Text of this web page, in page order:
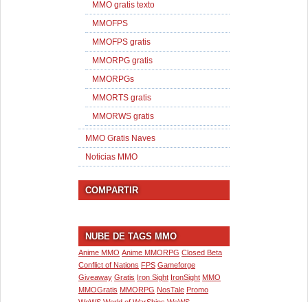
MMO gratis texto
MMOFPS
MMOFPS gratis
MMORPG gratis
MMORPGs
MMORTS gratis
MMORWS gratis
MMO Gratis Naves
Noticias MMO
COMPARTIR
NUBE DE TAGS MMO
Anime MMO Anime MMORPG Closed Beta
Conflict of Nations FPS Gameforge
Giveaway Gratis Iron Sight IronSight MMO
MMOGratis MMORPG NosTale Promo